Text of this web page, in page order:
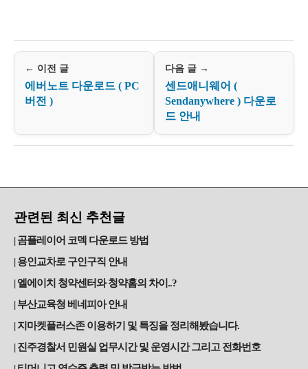
← 이전 글
에버노트 다운로드 ( PC
버전 )
다음 글 →
센드애니웨어 (
Sendanywhere ) 다운로
드 안내
관련된 최신 추천글
곰플레이어 코덱 다운로드 방법
용인교차로 구인구직 안내
엘에이치 청약센터와 청약홈의 차이..?
부산교육청 베네피아 안내
지마켓플러스존 이용하기 및 특징을 정리해봤습니다.
진주경찰서 민원실 업무시간 및 운영시간 그리고 전화번호